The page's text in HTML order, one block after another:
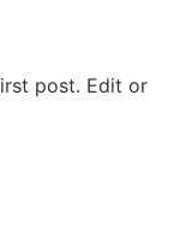
post. Edit or